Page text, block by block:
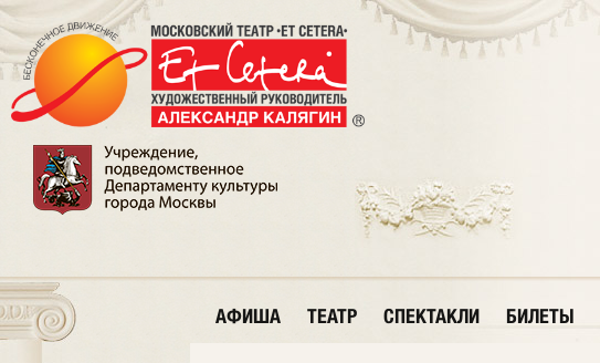
АФИША ТЕАТР СПЕКТАКЛИ БИЛЕТЫ